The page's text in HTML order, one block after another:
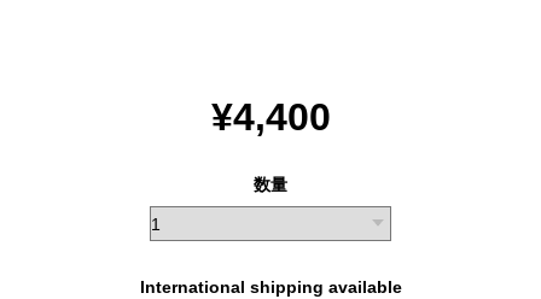
¥4,400
数量
International shipping available